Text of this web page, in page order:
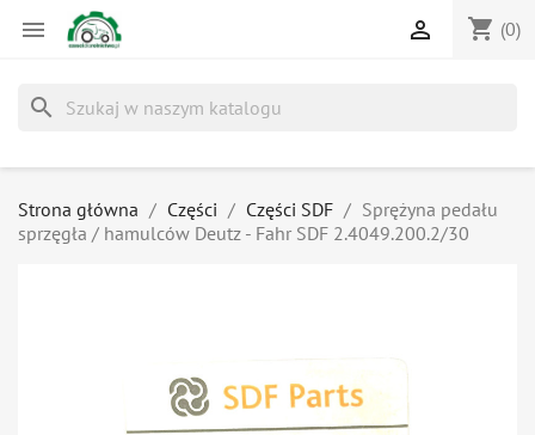
 shopping_cart (0)

search
Strona główna Części Części SDF
Sprężyna pedału
sprzęgła / hamulców Deutz - Fahr SDF 2.4049.200.2/30